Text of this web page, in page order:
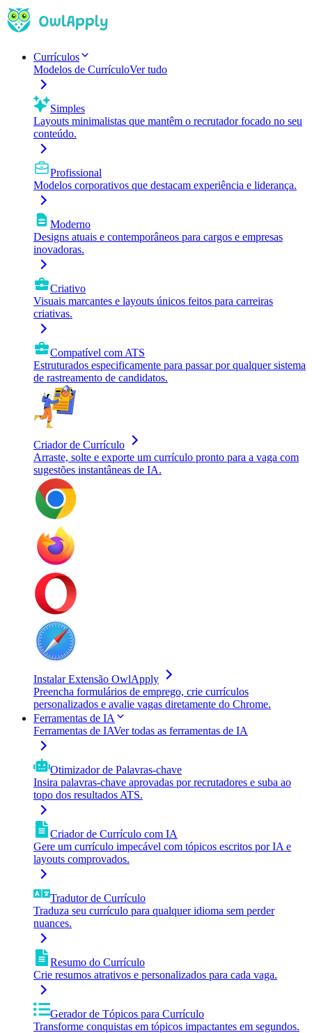
Currículos
Modelos de CurrículoVer tudo
Simples
Layouts minimalistas que mantêm o recrutador focado no seu
conteúdo.
Profissional
Modelos corporativos que destacam experiência e liderança.
Moderno
Designs atuais e contemporâneos para cargos e empresas
inovadoras.
Criativo
Visuais marcantes e layouts únicos feitos para carreiras
criativas.
Compatível com ATS
Estruturados especificamente para passar por qualquer sistema
de rastreamento de candidatos.
Criador de Currículo
Arraste, solte e exporte um currículo pronto para a vaga com
sugestões instantâneas de IA.
Instalar Extensão OwlApply
Preencha formulários de emprego, crie currículos
personalizados e avalie vagas diretamente do Chrome.
Ferramentas de IA
Ferramentas de IAVer todas as ferramentas de IA
Otimizador de Palavras-chave
Insira palavras-chave aprovadas por recrutadores e suba ao
topo dos resultados ATS.
Criador de Currículo com IA
Gere um currículo impecável com tópicos escritos por IA e
layouts comprovados.
Tradutor de Currículo
Traduza seu currículo para qualquer idioma sem perder
nuances.
Resumo do Currículo
Crie resumos atrativos e personalizados para cada vaga.
Gerador de Tópicos para Currículo
Transforme conquistas em tópicos impactantes em segundos.